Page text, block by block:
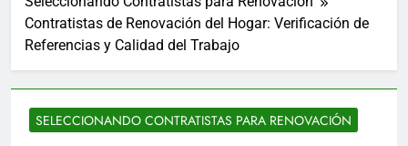
Contratistas de Renovación del Hogar: Verificación de
Referencias y Calidad del Trabajo
SELECCIONANDO CONTRATISTAS PARA RENOVACIÓN